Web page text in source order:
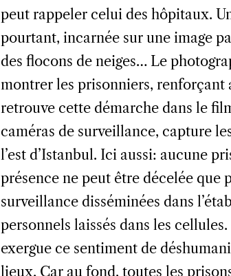
peut rappeler celui des hôpitaux.
pourtant, incarnée sur une image
des flocons de neiges… Le
montrer les prisonniers, renforçant
retrouve cette démarche dans le
caméras de surveillance, capture
l’est d’Istanbul. Ici aussi: aucune
présence ne peut être décelée que
surveillance disséminées dans
personnels laissés dans les
exergue ce sentiment de
lieux. Car au fond, toutes les